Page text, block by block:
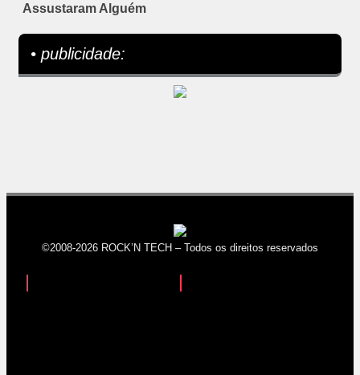
Assustaram Alguém
• publicidade:
©2008-2026 ROCK’N TECH – Todos os direitos reservados